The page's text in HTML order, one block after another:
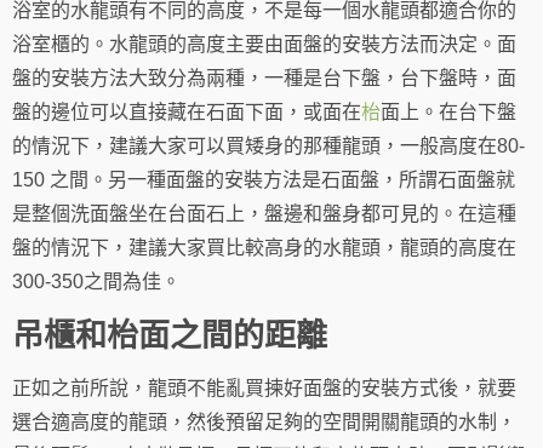
浴室的水龍頭有不同的高度，不是每一個水龍頭都適合你的
浴室櫃的。水龍頭的高度主要由面盤的安裝方法而決定。面
盤的安裝方法大致分為兩種，一種是台下盤，台下盤時，面
盤的邊位可以直接藏在石面下面，或面在枱面上。在台下盤
的情況下，建議大家可以買矮身的那種龍頭，一般高度在80-
150 之間。另一種面盤的安裝方法是石面盤，所謂石面盤就
是整個洗面盤坐在台面石上，盤邊和盤身都可見的。在這種
盤的情況下，建議大家買比較高身的水龍頭，龍頭的高度在
300-350之間為佳。
吊櫃和枱面之間的距離
正如之前所說，龍頭不能亂買揀好面盤的安裝方式後，就要
選合適高度的龍頭，然後預留足夠的空間開關龍頭的水制，